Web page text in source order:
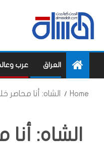
العراق عرب
Home الشاه: أنا
الشاه: